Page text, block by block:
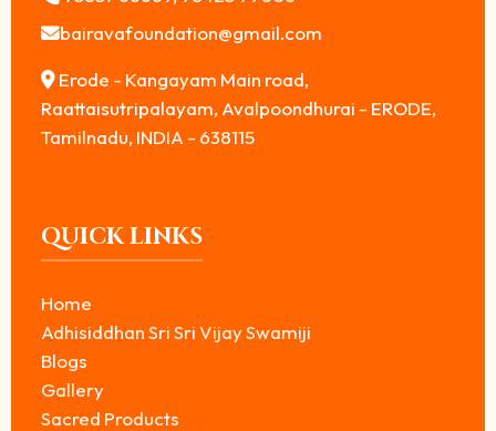
bairavafoundation@gmail.com
Erode - Kangayam Main road,
Raattaisutripalayam, Avalpoondhurai - ERODE,
Tamilnadu, INDIA - 638115
QUICK LINKS
Home
Adhisiddhan Sri Sri Vijay Swamiji
Blogs
Gallery
Sacred Products